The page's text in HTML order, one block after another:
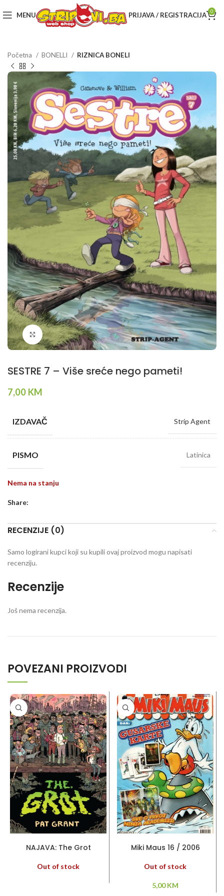
MENU PRIJAVA / REGISTRACIJA 0
Početna BONELLI RIZNICA BONELI
Klikni da povečaš
SESTRE 7 – Više sreće nego pameti!
7,00 KM
IZDAVAČ Strip Agent
PISMO Latinica
Nema na stanju
Share:
RECENZIJE (0)
Recenzije
Još nema recenzija.
Samo logirani kupci koji su kupili ovaj proizvod mogu napisati
recenziju.
POVEZANI PROIZVODI
NAJAVA: The Grot
Out of stock
Miki Maus 16 / 2006
Out of stock
5,00KM